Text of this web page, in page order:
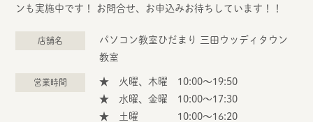
ンも実施中です！ お問合せ、お申込みお待ちしています！！
店舗名
パソコン教室ひだまり 三田ウッディタウン
教室
営業時間
★ 火曜、木曜 10:00～19:50
★ 水曜、金曜 10:00～17:30
★ 土曜 10:00～16:20